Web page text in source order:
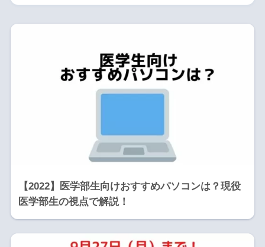
【2022】医学部生向けおすすめパソコンは？現役
医学部生の視点で解説！